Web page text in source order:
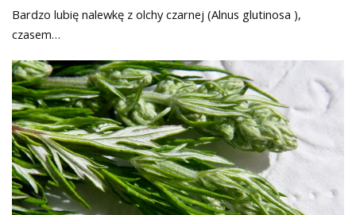
Bardzo lubię nalewkę z olchy czarnej (Alnus glutinosa ),
czasem…